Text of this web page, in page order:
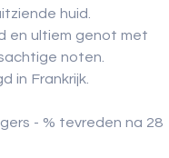
huid.
en ultiem genot met
noten.
in Frankrijk.
- % tevreden na 28